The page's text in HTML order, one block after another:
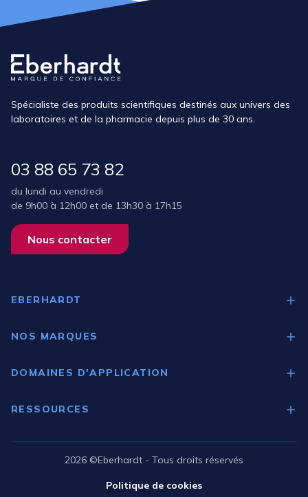
Spécialiste des produits scientifiques destinés aux univers des
laboratoires et de la pharmacie depuis plus de 30 ans.
03 88 65 73 82
du lundi au vendredi
de 9h00 à 12h00 et de 13h30 à 17h15
Nous contacter
EBERHARDT
NOS MARQUES
Brema
DOMAINES D'APPLICATION
Industries
Recherche académique
RESSOURCES
Catalogue Scientifique
Catalogue Pharmacie
2026 ©Eberhardt - Tous droits réservés
Politique de cookies